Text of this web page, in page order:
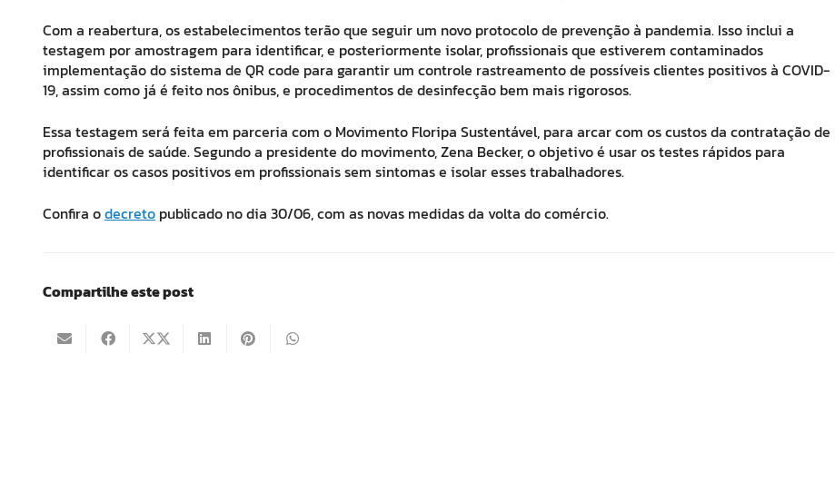
Com a reabertura, os estabelecimentos terão que seguir um novo protocolo de prevenção à pandemia. Isso inclui a
testagem por amostragem para identificar, e posteriormente isolar, profissionais que estiverem contaminados
implementação do sistema de QR code para garantir um controle rastreamento de possíveis clientes positivos à COVID-
19, assim como já é feito nos ônibus, e procedimentos de desinfecção bem mais rigorosos.
Essa testagem será feita em parceria com o Movimento Floripa Sustentável, para arcar com os custos da contratação de
profissionais de saúde. Segundo a presidente do movimento, Zena Becker, o objetivo é usar os testes rápidos para
identificar os casos positivos em profissionais sem sintomas e isolar esses trabalhadores.
Confira odecreto publicado no dia 30/06, com as novas medidas da volta do comércio.
Compartilhe este post